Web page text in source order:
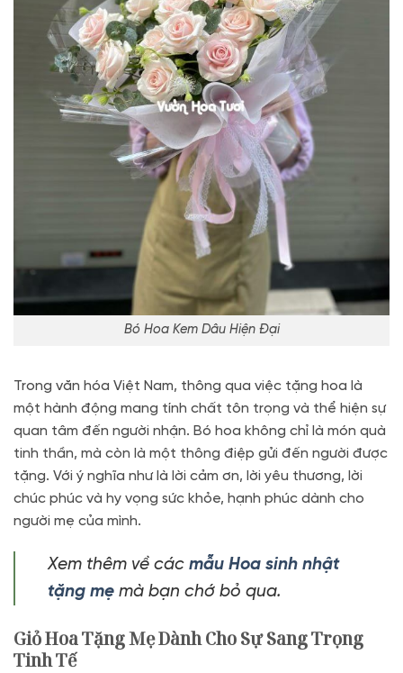
Bó Hoa Kem Dâu Hiện Đại
Trong văn hóa Việt Nam, thông qua việc tặng hoa là
một hành động mang tính chất tôn trọng và thể hiện sự
quan tâm đến người nhận. Bó hoa không chỉ là món quà
tinh thần, mà còn là một thông điệp gửi đến người được
tặng. Với ý nghĩa như là lời cảm ơn, lời yêu thương, lời
chúc phúc và hy vọng sức khỏe, hạnh phúc dành cho
người mẹ của mình.
Xem thêm về các mẫu Hoa sinh nhật
tặng mẹ mà bạn chớ bỏ qua.
Giỏ Hoa Tặng Mẹ Dành Cho Sự Sang Trọng
Tinh Tế